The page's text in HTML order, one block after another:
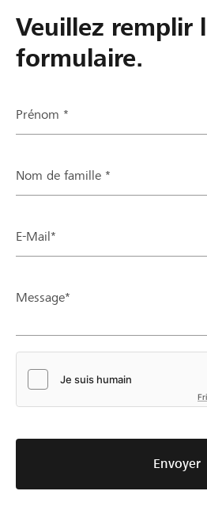
Veuillez remplir
formulaire.
Prénom *
Nom de famille *
E-Mail*
Message*
Envoyer